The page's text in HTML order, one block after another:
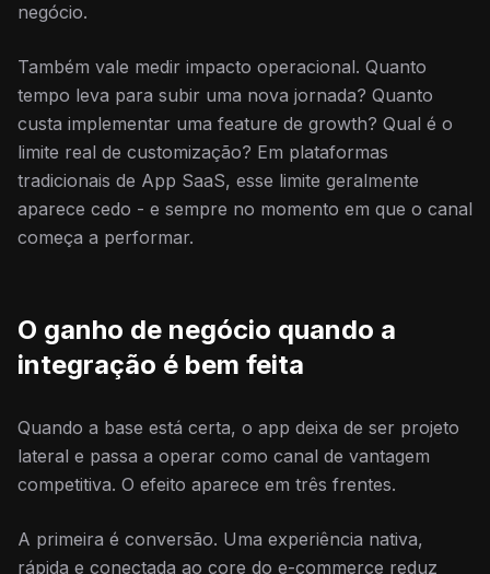
negócio.
Também vale medir impacto operacional. Quanto
tempo leva para subir uma nova jornada? Quanto
custa implementar uma feature de growth? Qual é o
limite real de customização? Em plataformas
tradicionais de App SaaS, esse limite geralmente
aparece cedo - e sempre no momento em que o canal
começa a performar.
O ganho de negócio quando a
integração é bem feita
Quando a base está certa, o app deixa de ser projeto
lateral e passa a operar como canal de vantagem
competitiva. O efeito aparece em três frentes.
A primeira é conversão. Uma experiência nativa,
rápida e conectada ao core do e-commerce reduz